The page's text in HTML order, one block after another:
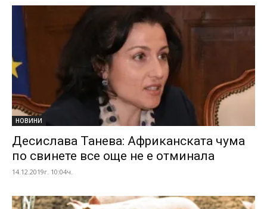
НОВИНИ
Десислава Танева: Африканската чума
по свинете все още не е отминала
14.12.2019г. 10:04ч.